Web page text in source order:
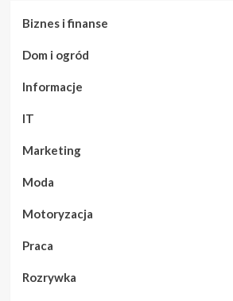
Biznes i finanse
Dom i ogród
Informacje
IT
Marketing
Moda
Motoryzacja
Praca
Rozrywka